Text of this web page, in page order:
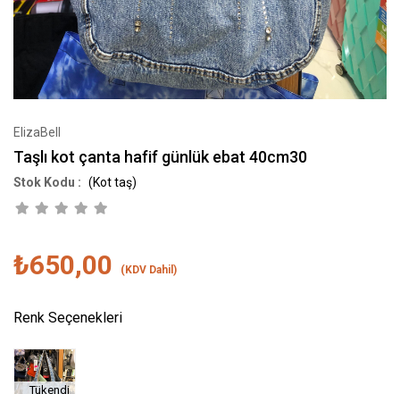
ElizaBell
Taşlı kot çanta hafif günlük ebat 40cm30
(Kot taş)
₺650,00 (KDV Dahil)
Renk Seçenekleri
Tükendi